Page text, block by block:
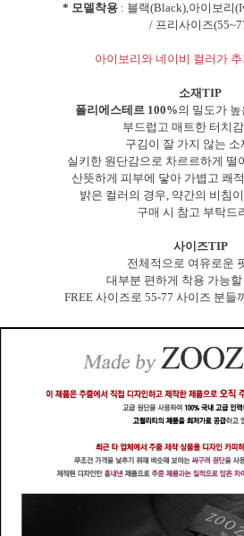
* 모델착용: 블랙(Black),아이보리
/ 프리사이즈
아이보리와 네이비 컬러가
소재TIP
폴리에스테르 100%의 밀도가
부드럽고 매트한 터치
구김이 잘 가지 않는 소
실키한 원단감으로 차르르하게 떨
산뜻하게 피부에 닿아 가볍고 쾌
밝은 컬러의 경우, 약간의 비침
구매 시 참고 부탁드
사이즈TIP
전체적으로 여유로운
대부분 편하게 착용 가능
FREE 사이즈로 55-77 사이즈 분들